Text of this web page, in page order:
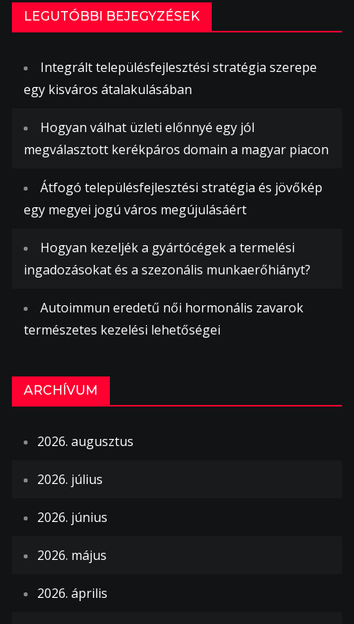
LEGUTÓBBI BEJEGYZÉSEK
Integrált településfejlesztési stratégia szerepe
egy kisváros átalakulásában
Hogyan válhat üzleti előnnyé egy jól
megválasztott kerékpáros domain a magyar piacon
Átfogó településfejlesztési stratégia és jövőkép
egy megyei jogú város megújulásáért
Hogyan kezeljék a gyártócégek a termelési
ingadozásokat és a szezonális munkaerőhiányt?
Autoimmun eredetű női hormonális zavarok
természetes kezelési lehetőségei
ARCHÍVUM
2026. augusztus
2026. július
2026. június
2026. május
2026. április